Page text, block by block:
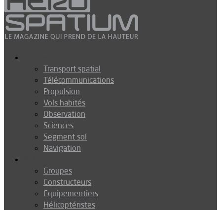
Transport spatial
Télécommunications
Propulsion
Vols habités
Observation
Sciences
Segment sol
Navigation
Groupes
Constructeurs
Equipementiers
Hélicoptéristes